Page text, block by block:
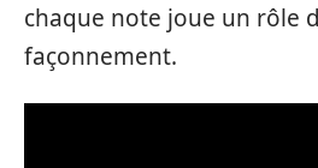
chaque note joue un rôle
façonnement.